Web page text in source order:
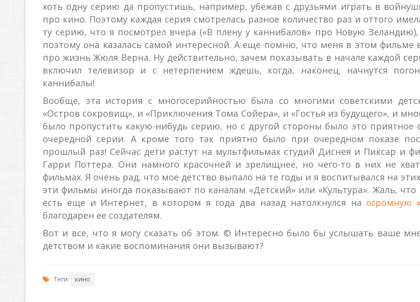
хоть одну серию да пропустишь, например, убежав с друзьями играть в
про кино. Поэтому каждая серия смотрелась разное количество раз и оттого
ту серию, что я посмотрел вчера («В плену у каннибалов» про Новую
поэтому она казалась самой интересной. А еще помню, что меня в этом фильме
про жизнь Жюля Верна. Ну действительно, зачем показывать в начале каждой
включил телевизор и с нетерпением ждешь, когда, наконец, начнутся
каннибалы!
Вообще, эта история с многосерийностью была со многими советскими
«Остров сокровищ», и «Приключения Тома Сойера», и «Гостья из будущего», и
было пропустить какую-нибудь серию, но с другой стороны было это
очередной серии. А кроме того так приятно было при очередном показе
прошлый раз! Сейчас дети растут на мультфильмах студий Диснея и Пиксар и
Гарри Поттера. Они намного красочней и зрелищнее, но чего-то в них не
фильмах. Я очень рад, что мое детство выпало на те годы и я воспитывался на
эти фильмы иногда показывают по каналам «Детский» или «Культура». Жаль, что
есть еще и Интернет, в котором я года два назад натолкнулся на огромную
благодарен ее создателям.
Вот и все, что я могу сказать об этом. © Интересно было бы услышать ваше
детством и какие воспоминания они вызывают?
Теги: кино